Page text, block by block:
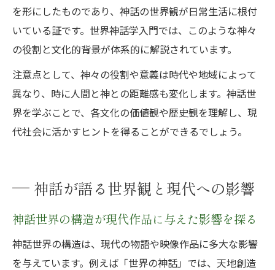
を形にしたものであり、神話の世界観が日常生活に根付
いている証です。世界神話学入門では、このような神々
の役割と文化的背景が体系的に解説されています。
注意点として、神々の役割や意義は時代や地域によって
異なり、時に人間と神との距離感も変化します。神話世
界を学ぶことで、各文化の価値観や歴史観を理解し、現
代社会に活かすヒントを得ることができるでしょう。
神話が語る世界観と現代への影響
神話世界の構造が現代作品に与えた影響を探る
神話世界の構造は、現代の物語や映像作品に多大な影響
を与えています。例えば「世界の神話」では、天地創造